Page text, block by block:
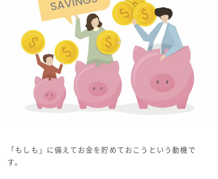
「もしも」に備えてお金を貯めておこうという動機 で
す。